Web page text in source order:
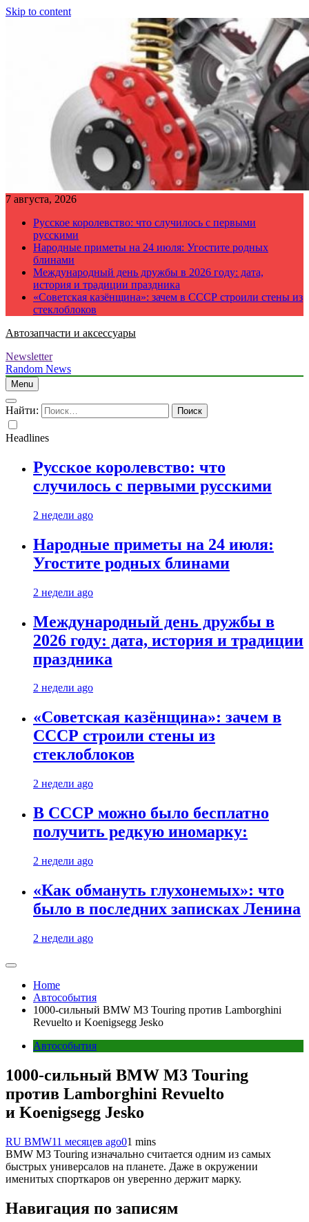
Skip to content
7 августа, 2026
Русское королевство: что случилось с первыми
русскими
Народные приметы на 24 июля: Угостите родных
блинами
Международный день дружбы в 2026 году: дата,
история и традиции праздника
«Советская казёнщина»: зачем в СССР строили стены из
стеклоблоков
Автозапчасти и аксессуары
Newsletter
Random News
Menu
Найти:
Headlines
Русское королевство: что
случилось с первыми русскими
2 недели ago
Народные приметы на 24 июля:
Угостите родных блинами
2 недели ago
Международный день дружбы в
2026 году: дата, история и традиции
праздника
2 недели ago
«Советская казёнщина»: зачем в
СССР строили стены из
стеклоблоков
2 недели ago
В СССР можно было бесплатно
получить редкую иномарку:
2 недели ago
«Как обмануть глухонемых»: что
было в последних записках Ленина
2 недели ago
Home
Автособытия
1000-сильный BMW M3 Touring против Lamborghini
Revuelto и Koenigsegg Jesko
Автособытия
1000-сильный BMW M3 Touring
против Lamborghini Revuelto
и Koenigsegg Jesko
RU BMW11 месяцев ago01 mins
BMW M3 Touring изначально считается одним из самых
быстрых универсалов на планете. Даже в окружении
именитых спорткаров он уверенно держит марку.
Навигация по записям